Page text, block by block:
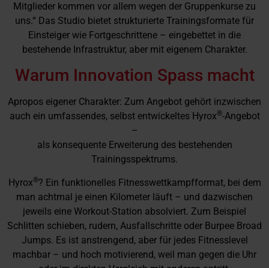
Mitglieder kommen vor allem wegen der Gruppenkurse zu
uns.“ Das Studio bietet strukturierte Trainingsformate für
Einsteiger wie Fortgeschrittene – eingebettet in die
bestehende Infrastruktur, aber mit eigenem Charakter.
Warum Innovation Spass macht
Apropos eigener Charakter: Zum Angebot gehört inzwischen
auch ein umfassendes, selbst entwickeltes Hyrox®-Angebot
–
als konsequente Erweiterung des bestehenden
Trainingsspektrums.
Hyrox®? Ein funktionelles Fitnesswettkampfformat, bei dem
man achtmal je einen Kilometer läuft – und dazwischen
jeweils eine Workout-Station absolviert. Zum Beispiel
Schlitten schieben, rudern, Ausfallschritte oder Burpee Broad
Jumps. Es ist anstrengend, aber für jedes Fitnesslevel
machbar – und hoch motivierend, weil man gegen die Uhr